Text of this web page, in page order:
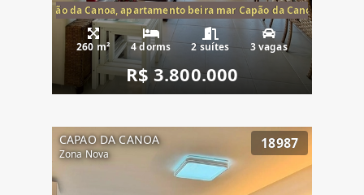
mar Capão da Canoa, apartamento beira mar Capão da Canoa,
260 m² 4 dorms 2 suítes 3 vagas
R$ 3.800.000
CAPAO DA CANOA
Zona Nova
18987